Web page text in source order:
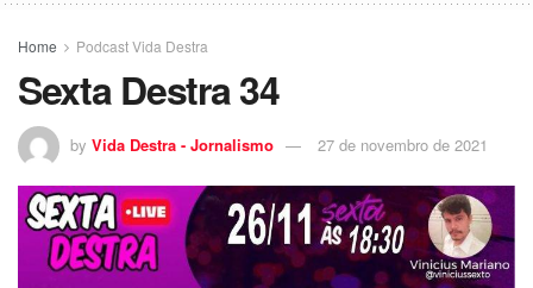
Home Podcast Vida Destra
Sexta Destra 34
by Vida Destra - Jornalismo 27 de novembro de 2021